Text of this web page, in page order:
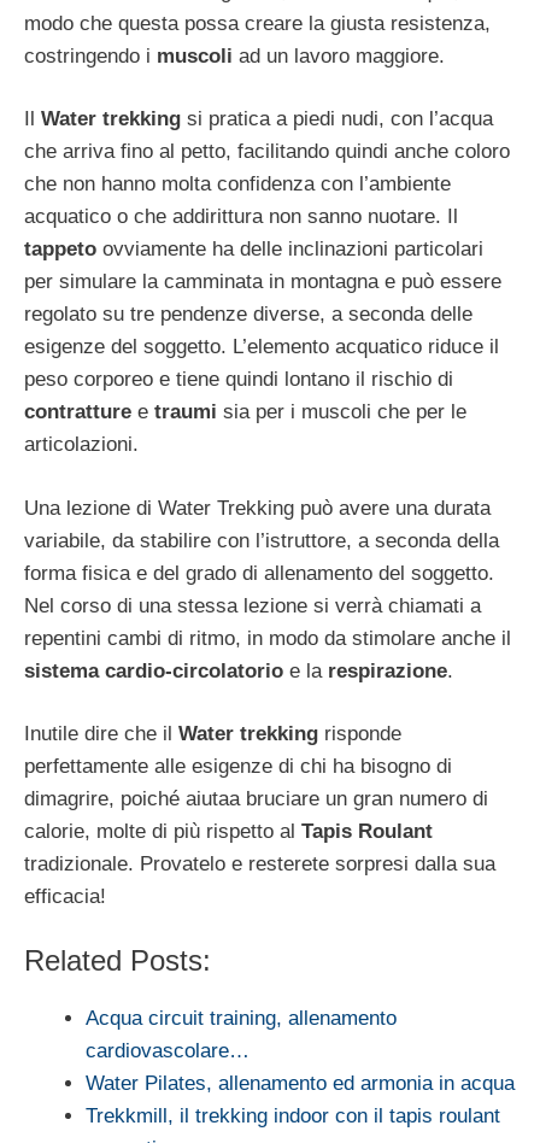
modo che questa possa creare la giusta resistenza,
costringendo i muscoli ad un lavoro maggiore.
Il Water trekking si pratica a piedi nudi, con l’acqua
che arriva fino al petto, facilitando quindi anche coloro
che non hanno molta confidenza con l’ambiente
acquatico o che addirittura non sanno nuotare. Il
tappeto ovviamente ha delle inclinazioni particolari
per simulare la camminata in montagna e può essere
regolato su tre pendenze diverse, a seconda delle
esigenze del soggetto. L’elemento acquatico riduce il
peso corporeo e tiene quindi lontano il rischio di
contratture e traumi sia per i muscoli che per le
articolazioni.
Una lezione di Water Trekking può avere una durata
variabile, da stabilire con l’istruttore, a seconda della
forma fisica e del grado di allenamento del soggetto.
Nel corso di una stessa lezione si verrà chiamati a
repentini cambi di ritmo, in modo da stimolare anche il
sistema cardio-circolatorio e la respirazione.
Inutile dire che il Water trekking risponde
perfettamente alle esigenze di chi ha bisogno di
dimagrire, poiché aiutaa bruciare un gran numero di
calorie, molte di più rispetto al Tapis Roulant
tradizionale. Provatelo e resterete sorpresi dalla sua
efficacia!
Related Posts:
Acqua circuit training, allenamento
cardiovascolare…
Water Pilates, allenamento ed armonia in acqua
Trekkmill, il trekking indoor con il tapis roulant